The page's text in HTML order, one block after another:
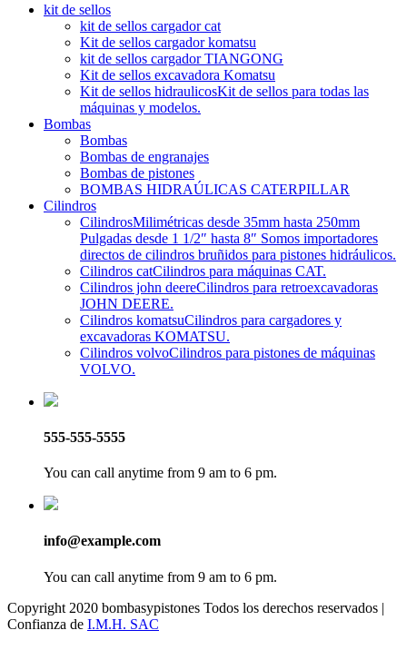
kit de sellos
kit de sellos cargador cat
Kit de sellos cargador komatsu
kit de sellos cargador TIANGONG
Kit de sellos excavadora Komatsu
Kit de sellos hidraulicosKit de sellos para todas las
máquinas y modelos.
Bombas
Bombas
Bombas de engranajes
Bombas de pistones
BOMBAS HIDRAÚLICAS CATERPILLAR
Cilindros
CilindrosMilimétricas desde 35mm hasta 250mm
Pulgadas desde 1 1/2″ hasta 8″ Somos importadores
directos de cilindros bruñidos para pistones hidráulicos.
Cilindros catCilindros para máquinas CAT.
Cilindros john deereCilindros para retroexcavadoras
JOHN DEERE.
Cilindros komatsuCilindros para cargadores y
excavadoras KOMATSU.
Cilindros volvoCilindros para pistones de máquinas
VOLVO.
555-555-5555
You can call anytime from 9 am to 6 pm.
info@example.com
You can call anytime from 9 am to 6 pm.
Copyright 2020 bombasypistones Todos los derechos reservados |
Confianza de I.M.H. SAC